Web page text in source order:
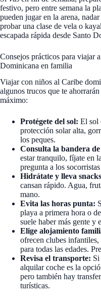
festivo, pero entre semana la
pueden jugar en la arena,
probar una clase de vela o
escapada rápida desde Santo
Consejos prácticos para viajar
Dominicana en familia
Viajar con niños al Caribe
algunos trucos que te
máximo:
Protégete del sol: El sol
protección solar alta,
los peques.
Consulta la bandera
estar tranquilo, fíjate en
pregunta a los
Hidrátate y lleva
cansan rápido. Agua,
mano.
Evita las horas punta:
playa a primera hora o
suele haber más gente y
Elige alojamiento
ofrecen clubes infantiles,
para todas las edades.
Revisa el transporte:
alquilar coche es la
pero también hay
turísticas.